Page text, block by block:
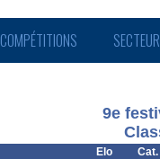
COMPÉTITIONS
9e
Elo
Cat.